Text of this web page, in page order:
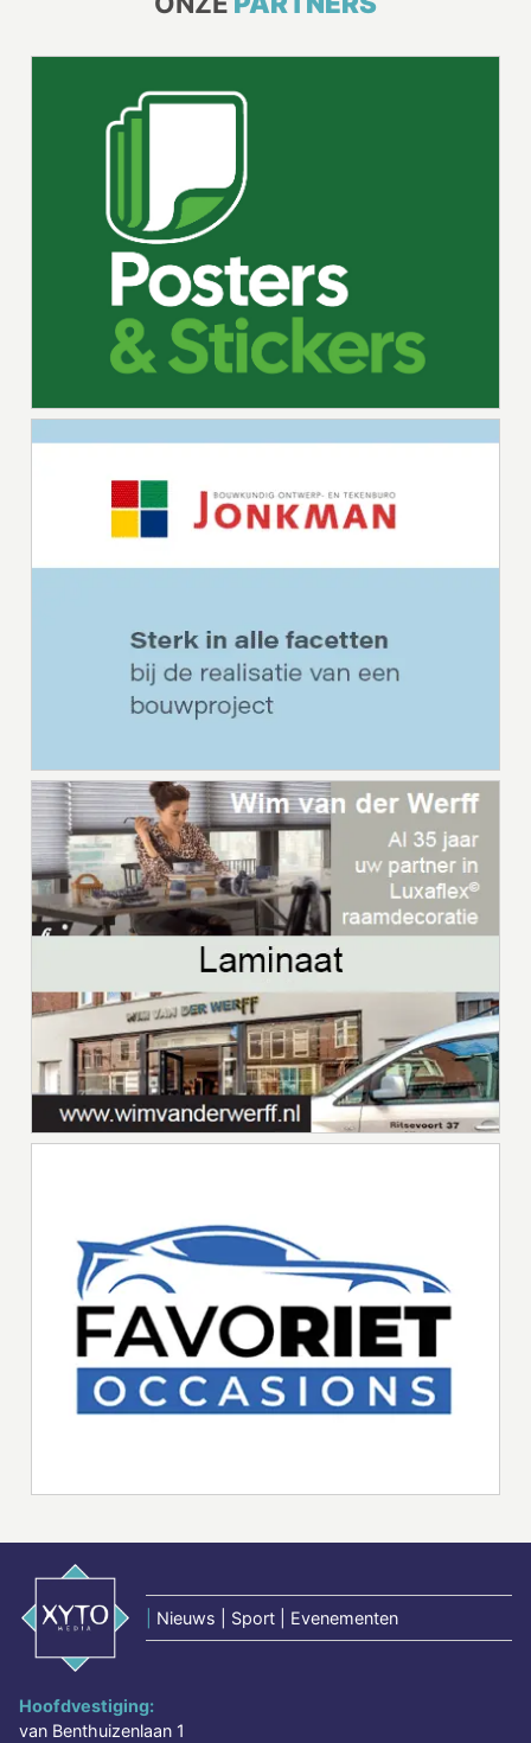
Nieuws | Sport | Evenementen
Hoofdvestiging:
van Benthuizenlaan 1